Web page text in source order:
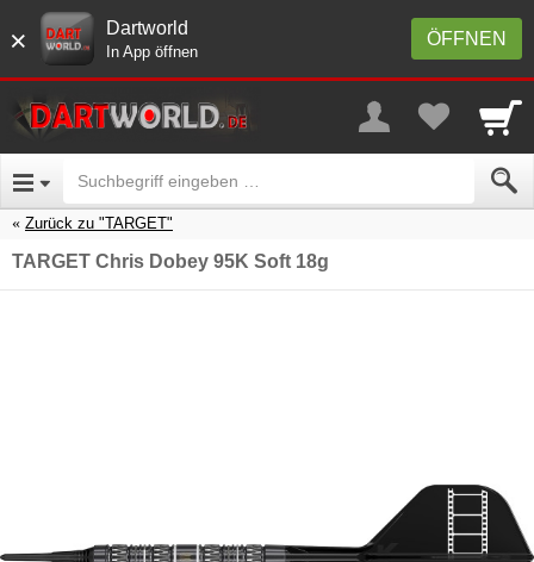
× ÖFFNEN
Dartworld
In App öffnen
Zurück zu "TARGET"
TARGET Chris Dobey 95K Soft 18g